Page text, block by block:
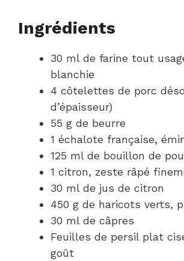
Ingrédients
30 ml de farine tout
blanchie
4 côtelettes de porc
d’épaisseur)
55 g de beurre
1 échalote française,
125 ml de bouillon de
1 citron, zeste râpé
30 ml de jus de citron
450 g de haricots verts,
30 ml de câpres
Feuilles de persil plat
goût